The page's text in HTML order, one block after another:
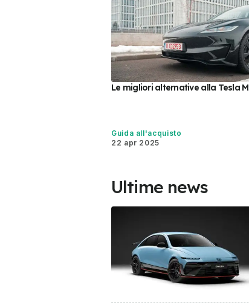
Le migliori alternative alla Tesla
Guida all'acquisto
22 apr 2025
Ultime news